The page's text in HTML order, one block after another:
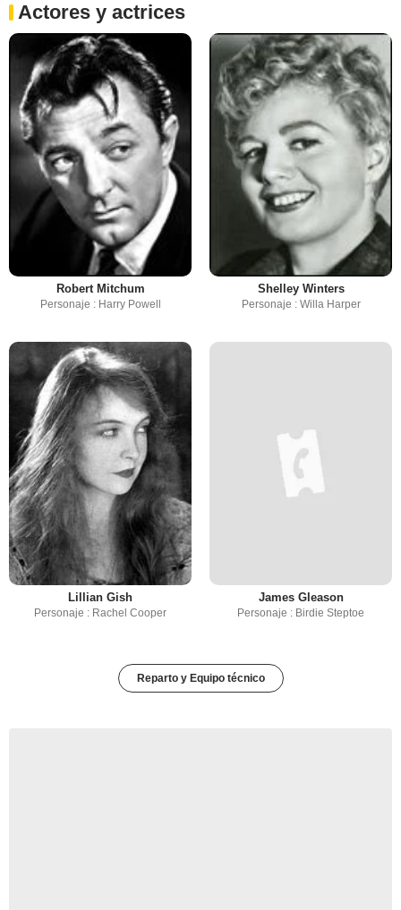
Actores y actrices
Robert Mitchum
Personaje : Harry Powell
Shelley Winters
Personaje : Willa Harper
Lillian Gish
Personaje : Rachel Cooper
James Gleason
Personaje : Birdie Steptoe
Reparto y Equipo técnico